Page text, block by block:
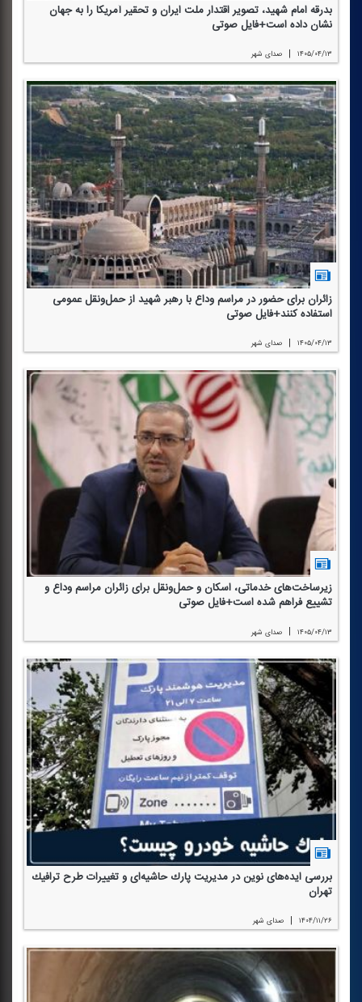
بدرقه امام شهید، تصویر اقتدار ملت ایران و تحقیر آمریكا را به جهان
نشان داده است+فایل صوتی
۱۴۰۵/۰۴/۱۳ | صدای شهر
زائران برای حضور در مراسم وداع با رهبر شهید از حمل‌ونقل عمومی
استفاده كنند+فایل صوتی
۱۴۰۵/۰۴/۱۳ | صدای شهر
زیرساخت‌های خدماتی، اسكان و حمل‌ونقل برای زائران مراسم وداع و
تشییع فراهم شده است+فایل صوتی
۱۴۰۵/۰۴/۱۳ | صدای شهر
بررسی ایده‌های نوین در مدیریت پارك حاشیه‌ای و تغییرات طرح ترافیك
تهران
۱۴۰۴/۱۱/۲۶ | صدای شهر